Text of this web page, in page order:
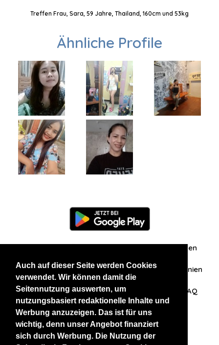
Auch auf dieser Seite werden Cookies
verwendet. Wir können damit die
Seitennutzung auswerten, um
nutzungsbasiert redaktionelle Inhalte und
Werbung anzuzeigen. Das ist für uns
wichtig, denn unser Angebot finanziert
sich durch Werbung. Die Nutzung der
Treffen Frau, Sara, 59 Jahre, Thailand, 160cm und 53kg
Ähnliche Profile
Zuschriften/Erfahrungen
Datenschutzerklärung AGB Datenschutzrichtlinien
Nehmen Sie Kontakt mit uns auf FAQ
Unsere anderen Websites